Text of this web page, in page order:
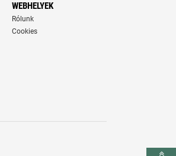
WEBHELYEK
Rólunk
Cookies